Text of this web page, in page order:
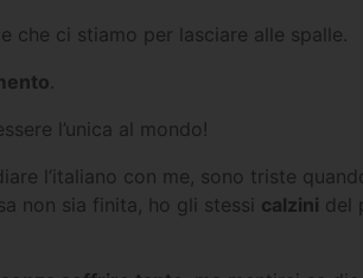
che ci stiamo per lasciare alle spalle.
.
l’unica al mondo!
l’italiano con me, sono triste
non sia finita, ho gli stessi calzini del